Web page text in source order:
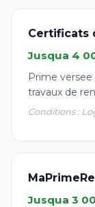
Certificats
Jusqua 4
Prime
travaux de
Conditions :
Jusqua 3